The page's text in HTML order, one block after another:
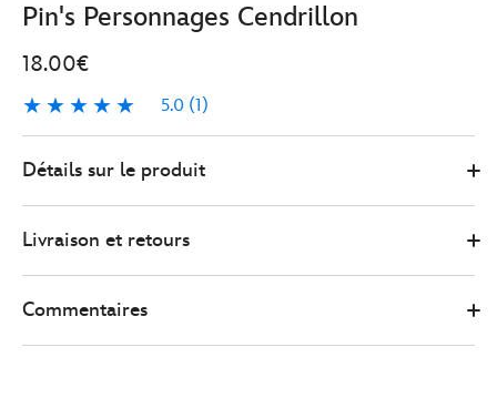
Pin's Personnages Cendrillon
18.00€
5.0 (1)
5.0
1
Store
18.00
https://www.disneystore.fr/pin-
cendrillon-
438030896209.html
Détails sur le produit
Livraison et retours
Commentaires